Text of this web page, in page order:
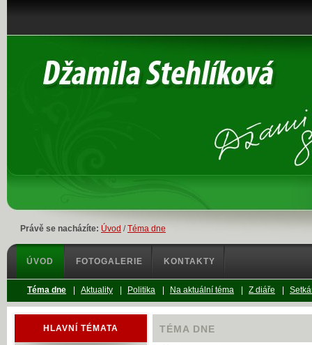
Právě se nacházíte: Úvod /Téma dne
TÉMA DNE
HLAVNÍ TÉMATA
ÚVOD FOTOGALERIE KONTAKTY
Téma dne Aktuality Politika Na aktuální téma Z diáře